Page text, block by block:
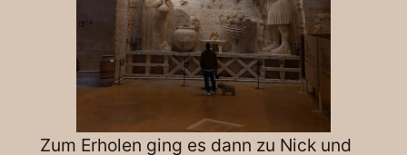
Zum Erholen ging es dann zu Nick und